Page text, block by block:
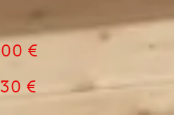
€
€